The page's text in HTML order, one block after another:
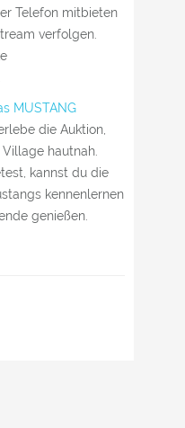
Telefon mitbieten
verfolgen.
MUSTANG
die Auktion,
hautnah.
kannst du die
kennenlernen
genießen.